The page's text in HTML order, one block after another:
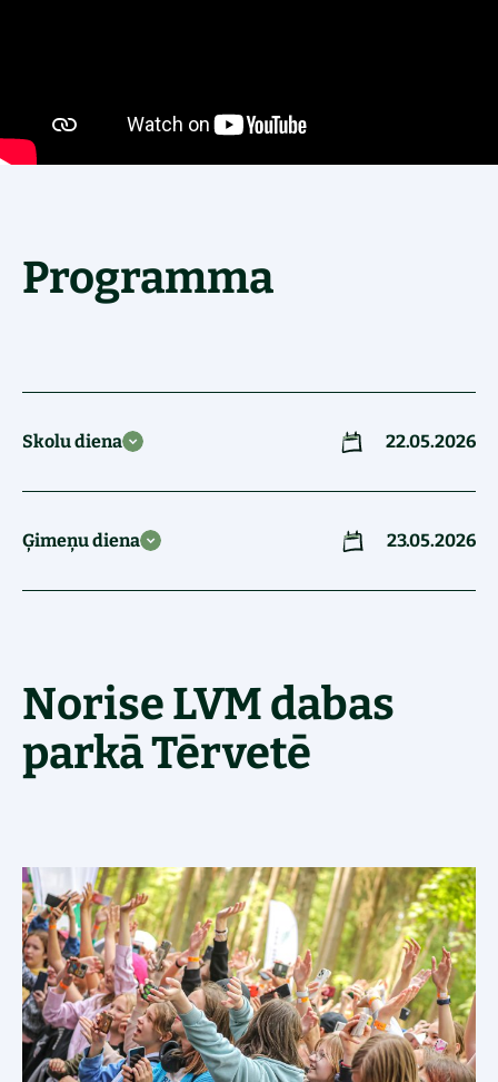
Programma
Skolu diena 22.05.2026
Ģimeņu diena 23.05.2026
Norise LVM dabas
parkā Tērvetē